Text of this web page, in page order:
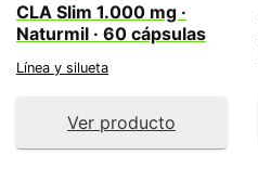
CLA Slim 1.000 mg ·
Naturmil · 60 cápsulas
Línea y silueta
Ver producto